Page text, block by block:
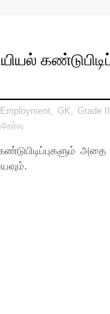
Employment, GK, Grade II
அதை